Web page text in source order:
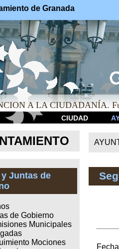
de Granada
A LA CIUDADANÍA.
CIUDAD
Juntas de
de Gobierno
Municipales
Mociones